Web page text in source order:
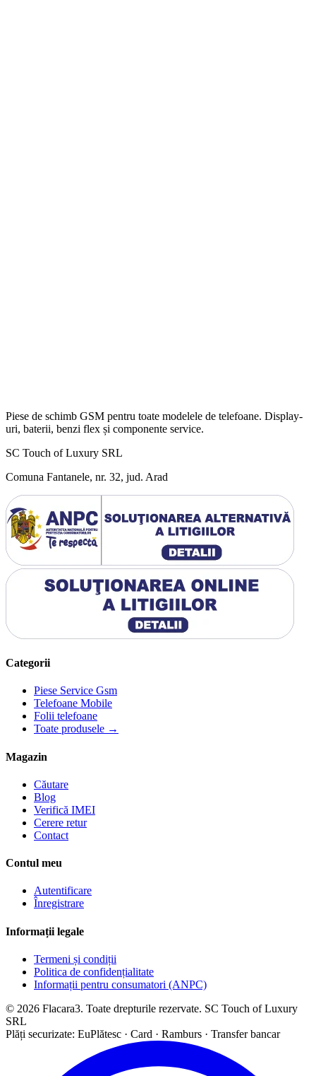
Piese de schimb GSM pentru toate modelele de telefoane. Display-
uri, baterii, benzi flex și componente service.
SC Touch of Luxury SRL
Comuna Fantanele, nr. 32, jud. Arad
Categorii
Piese Service Gsm
Telefoane Mobile
Folii telefoane
Toate produsele →
Magazin
Căutare
Blog
Verifică IMEI
Cerere retur
Contact
Contul meu
Autentificare
Înregistrare
Informații legale
Termeni și condiții
Politica de confidențialitate
Informații pentru consumatori (ANPC)
© 2026 Flacara3. Toate drepturile rezervate. SC Touch of Luxury
SRL
Plăți securizate: EuPlătesc · Card · Ramburs · Transfer bancar